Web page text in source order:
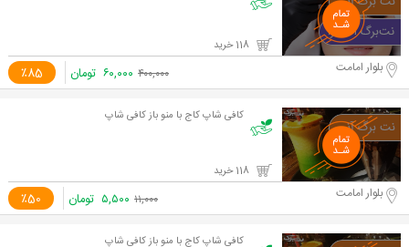
٪85 بلوار امامت ۴۰۰,۰۰۰ ۶۰,۰۰۰ تومان
کافی شاپ کاج با منو باز کافی شاپ
٪50 بلوار امامت ۱۱,۰۰۰ ۵,۵۰۰ تومان
کافی شاپ کاج با منو باز کافی شاپ